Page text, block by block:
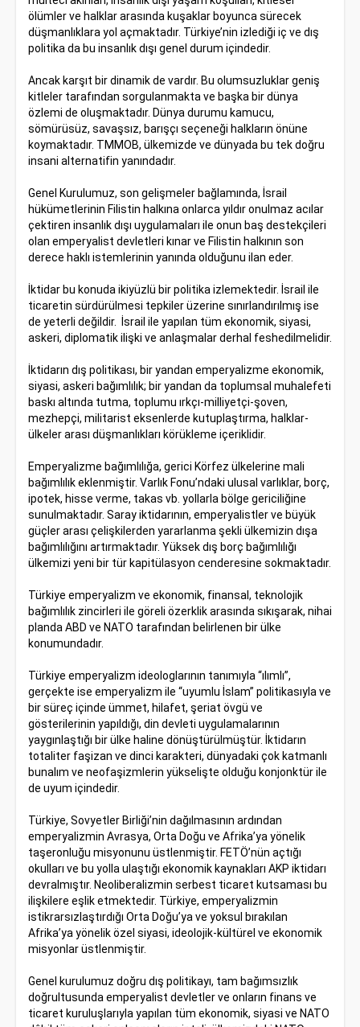
ölümler ve halklar arasında kuşaklar boyunca sürecek
düşmanlıklara yol açmaktadır. Türkiye’nin izlediği iç ve dış
politika da bu insanlık dışı genel durum içindedir.
Ancak karşıt bir dinamik de vardır. Bu olumsuzluklar geniş
kitleler tarafından sorgulanmakta ve başka bir dünya
özlemi de oluşmaktadır. Dünya durumu kamucu,
sömürüsüz, savaşsız, barışçı seçeneği halkların önüne
koymaktadır. TMMOB, ülkemizde ve dünyada bu tek doğru
insani alternatifin yanındadır.
Genel Kurulumuz, son gelişmeler bağlamında, İsrail
hükümetlerinin Filistin halkına onlarca yıldır onulmaz acılar
çektiren insanlık dışı uygulamaları ile onun baş destekçileri
olan emperyalist devletleri kınar ve Filistin halkının son
derece haklı istemlerinin yanında olduğunu ilan eder.
İktidar bu konuda ikiyüzlü bir politika izlemektedir. İsrail ile
ticaretin sürdürülmesi tepkiler üzerine sınırlandırılmış ise
de yeterli değildir. İsrail ile yapılan tüm ekonomik, siyasi,
askeri, diplomatik ilişki ve anlaşmalar derhal feshedilmelidir.
İktidarın dış politikası, bir yandan emperyalizme ekonomik,
siyasi, askeri bağımlılık; bir yandan da toplumsal muhalefeti
baskı altında tutma, toplumu ırkçı-milliyetçi-şoven,
mezhepçi, militarist eksenlerde kutuplaştırma, halklar-
ülkeler arası düşmanlıkları körükleme içeriklidir.
Emperyalizme bağımlılığa, gerici Körfez ülkelerine mali
bağımlılık eklenmiştir. Varlık Fonu’ndaki ulusal varlıklar, borç,
ipotek, hisse verme, takas vb. yollarla bölge gericiliğine
sunulmaktadır. Saray iktidarının, emperyalistler ve büyük
güçler arası çelişkilerden yararlanma şekli ülkemizin dışa
bağımlılığını artırmaktadır. Yüksek dış borç bağımlılığı
ülkemizi yeni bir tür kapitülasyon cenderesine sokmaktadır.
Türkiye emperyalizm ve ekonomik, finansal, teknolojik
bağımlılık zincirleri ile göreli özerklik arasında sıkışarak, nihai
planda ABD ve NATO tarafından belirlenen bir ülke
konumundadır.
Türkiye emperyalizm ideologlarının tanımıyla “ılımlı”,
gerçekte ise emperyalizm ile “uyumlu İslam” politikasıyla ve
bir süreç içinde ümmet, hilafet, şeriat övgü ve
gösterilerinin yapıldığı, din devleti uygulamalarının
yaygınlaştığı bir ülke haline dönüştürülmüştür. İktidarın
totaliter faşizan ve dinci karakteri, dünyadaki çok katmanlı
bunalım ve neofaşizmlerin yükselişte olduğu konjonktür ile
de uyum içindedir.
Türkiye, Sovyetler Birliği’nin dağılmasının ardından
emperyalizmin Avrasya, Orta Doğu ve Afrika’ya yönelik
taşeronluğu misyonunu üstlenmiştir. FETÖ’nün açtığı
okulları ve bu yolla ulaştığı ekonomik kaynakları AKP iktidarı
devralmıştır. Neoliberalizmin serbest ticaret kutsaması bu
ilişkilere eşlik etmektedir. Türkiye, emperyalizmin
istikrarsızlaştırdığı Orta Doğu’ya ve yoksul bırakılan
Afrika’ya yönelik özel siyasi, ideolojik-kültürel ve ekonomik
misyonlar üstlenmiştir.
Genel kurulumuz doğru dış politikayı, tam bağımsızlık
doğrultusunda emperyalist devletler ve onların finans ve
ticaret kuruluşlarıyla yapılan tüm ekonomik, siyasi ve NATO